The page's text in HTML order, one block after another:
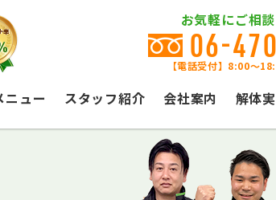
お気軽にご相
06-
【電話受付】8:00〜
ニュー スタッフ紹介 会社案内 解体